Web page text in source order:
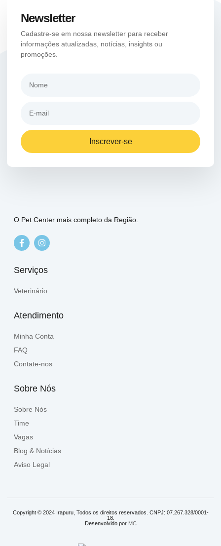
Newsletter
Cadastre-se em nossa newsletter para receber
informações atualizadas, notícias, insights ou
promoções.
Inscrever-se
O Pet Center mais completo da Região.
Serviços
Veterinário
Atendimento
Minha Conta
FAQ
Contate-nos
Sobre Nós
Sobre Nós
Time
Vagas
Blog & Notícias
Aviso Legal
Copyright © 2024 Irapuru, Todos os direitos reservados. CNPJ: 07.267.328/0001-
18.
Desenvolvido por MC